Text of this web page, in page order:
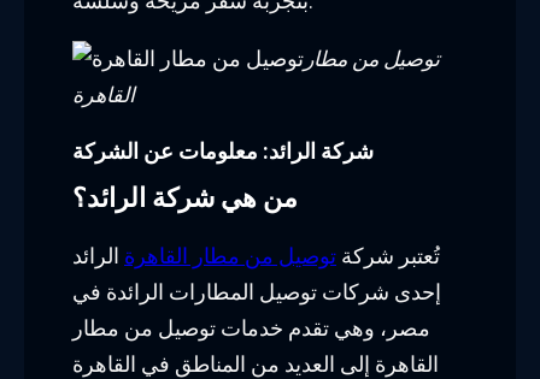
توصيل من مطار
القاهرة
شركة الرائد: معلومات عن الشركة
من هي شركة الرائد؟
تُعتبر شركة توصيل من مطار القاهرة الرائد
إحدى شركات توصيل المطارات الرائدة في
مصر، وهي تقدم خدمات توصيل من مطار
القاهرة إلى العديد من المناطق في القاهرة